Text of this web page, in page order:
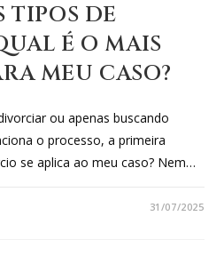
TIPOS DE
É O MAIS
MEU CASO?
ou apenas buscando
o processo, a primeira
se aplica ao meu caso? Nem…
31/07/2025